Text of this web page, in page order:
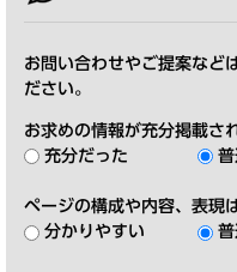
お問い合わせやご提案など
ださい。
お求めの情報が充分掲載さ
充分だった
普
ページの構成や内容、表現
分かりやすい
普